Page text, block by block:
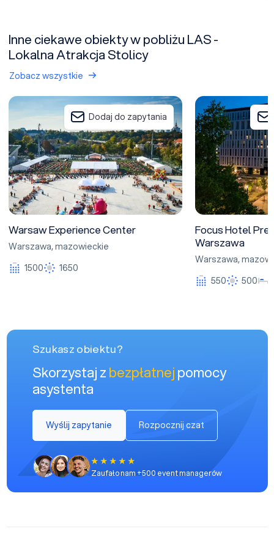
Inne ciekawe obiekty w pobliżu LAS -
Lokalna Atrakcja Stolicy
Zobacz wszystkie
Warsaw Experience Center
Dodaj do zapytania
Warsaw Experience Center
Warszawa,mazowieckie
1500
1650
Focus Hotel
Focus Hotel
Warszawa
Warszawa,
550
500
Szukasz obiektu?
Skorzystaj zbezpłatnejpomocy
asystenta
Wyślij zapytanie Rozpocznij czat
Zaufało nam +500 event managerów